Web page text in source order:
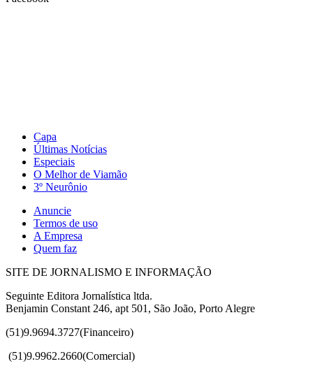
Capa
Últimas Notícias
Especiais
O Melhor de Viamão
3º Neurônio
Anuncie
Termos de uso
A Empresa
Quem faz
SITE DE JORNALISMO E INFORMAÇÃO
Seguinte Editora Jornalística ltda.
Benjamin Constant 246, apt 501, São João, Porto Alegre
(51)9.9694.3727(Financeiro)
(51)9.9962.2660(Comercial)